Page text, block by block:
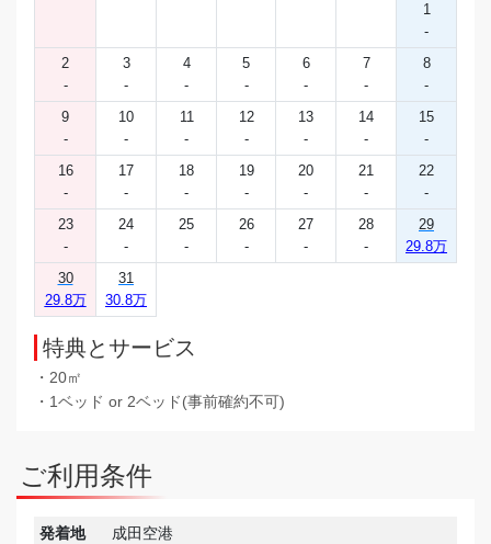
1
-
2
-
3
-
4
-
5
-
6
-
7
-
8
-
9
-
10
-
11
-
12
-
13
-
14
-
15
-
16
-
17
-
18
-
19
-
20
-
21
-
22
-
23
-
24
-
25
-
26
-
27
-
28
-
29
29.8万
30
29.8万
31
30.8万
特典とサービス
・20㎡
・1ベッド or 2ベッド(事前確約不可)
ご利用条件
発着地
成田空港